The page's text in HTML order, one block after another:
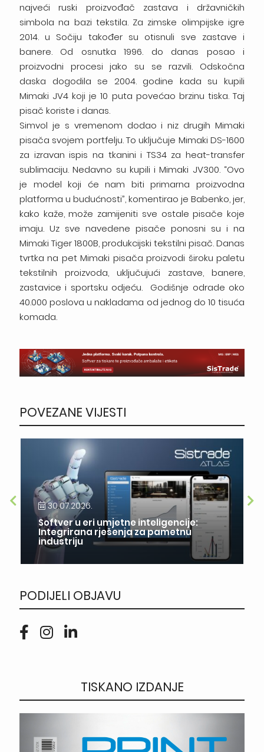
najveći ruski proizvođač zastava i državničkih
simbola na bazi tekstila. Za zimske olimpijske igre
2014. u Sočiju također su otisnuli sve zastave i
banere. Od osnutka 1996. do danas posao i
proizvodni procesi jako su se razvili. Odskočna
daska dogodila se 2004. godine kada su kupili
Mimaki JV4 koji je 10 puta povećao brzinu tiska. Taj
pisač koriste i danas.
Simvol je s vremenom dodao i niz drugih Mimaki
pisača svojem portfelju. To uključuje Mimaki DS-1600
za izravan ispis na tkanini i TS34 za heat-transfer
sublimaciju. Nedavno su kupili i Mimaki JV300. “Ovo
je model koji će nam biti primarna proizvodna
platforma u budućnosti”, komentirao je Babenko, jer,
kako kaže, može zamijeniti sve ostale pisače koje
imaju. Uz sve navedene pisače ponosni su i na
Mimaki Tiger 1800B, produkcijski tekstilni pisač. Danas
tvrtka na pet Mimaki pisača proizvodi široku paletu
tekstilnih proizvoda, uključujući zastave, banere,
zastavice i sportsku odjeću. Godišnje odrade oko
40.000 poslova u nakladama od jednog do 10 tisuća
komada.
POVEZANE VIJESTI
30.07.2026.
Softver u eri umjetne inteligencije:
Integrirana rješenja za pametnu
industriju
PODIJELI OBJAVU
TISKANO IZDANJE